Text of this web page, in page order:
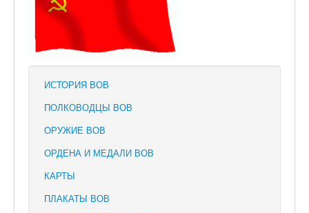
ИСТОРИЯ ВОВ
ПОЛКОВОДЦЫ ВОВ
ОРУЖИЕ ВОВ
ОРДЕНА И МЕДАЛИ ВОВ
КАРТЫ
ПЛАКАТЫ ВОВ